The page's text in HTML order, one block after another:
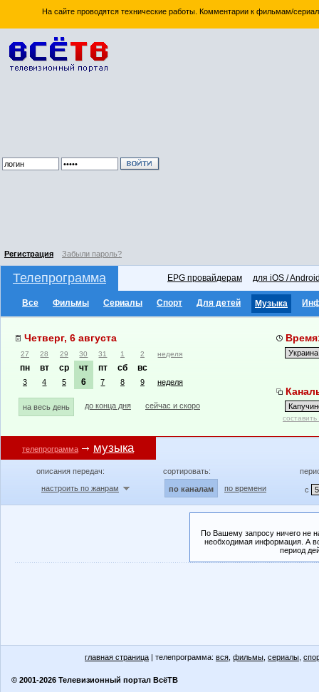
На сайте проводятся технические работы. Комментарии к фильмам/
Регистрация Забыли пароль?
Телепрограмма EPG провайдерам для iOS /
Все Фильмы Сериалы Спорт Для детей Музыка
Четверг, 6 августа
27 28 29 30 31 1 2 неделя
пн вт ср чт пт сб вс
3 4 5 6 7 8 9 неделя
на весь день до конца дня сейчас и скоро
телепрограмма музыка
описания передач:
настроить по жанрам
сортировать:
по каналам по времени с
По Вашему запросу ничего не
необходимая информация. А
период
главная страница | телепрограмма: вся фильмы сериалы
© 2001-2026 Телевизионный портал ВсёТВ